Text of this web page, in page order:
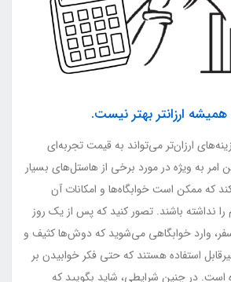
ارزانتر بهتر نیست.
ارزان‌تر می‌تواند به قیمت تجربه‌ای
امر به ویژه در مورد برخی از هاستل‌های بسیار
که ممکن است خوابگاه‌ها و امکانات آن
را نداشته باشند. تصور کنید که پس از یک روز
وارد خوابگاهی می‌شوید که دوش‌ها کثیف و
استفاده هستند که حتی فکر خوابیدن بر
است. در چنین شرایطی، شاید بگویید که